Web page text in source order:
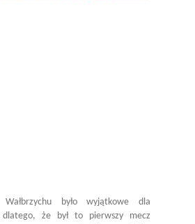
było wyjątkowe dla
dlatego, że był to pierwszy mecz